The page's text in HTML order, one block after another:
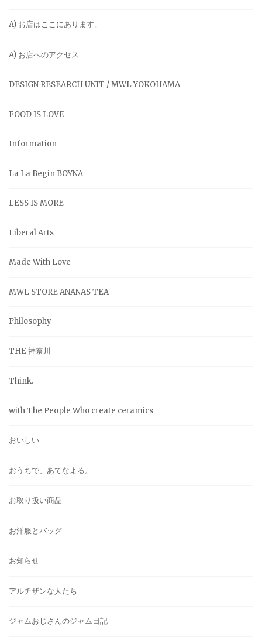
A) お店はここにあります。
A) お店へのアクセス
DESIGN RESEARCH UNIT / MWL YOKOHAMA
FOOD IS LOVE
Information
La La Begin BOYNA
LESS IS MORE
Liberal Arts
Made With Love
MWL STORE ANANAS TEA
Philosophy
THE 神奈川
Think.
with The People Who create ceramics
おいしい
おうちで、あてなよる。
お取り扱い商品
お洋服とバッグ
お知らせ
アルチザンな人たち
ジャムおじさんのジャム日記